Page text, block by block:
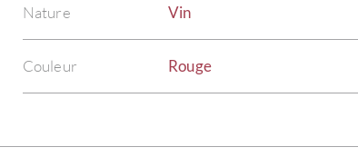
Nature Vin
Couleur Rouge